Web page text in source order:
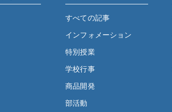
すべての記事
インフォメーション
特別授業
学校行事
商品開発
部活動